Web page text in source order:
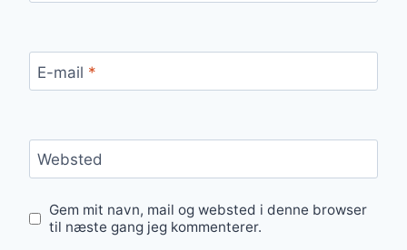
E-mail *
Websted
Gem mit navn, mail og websted i denne browser
til næste gang jeg kommenterer.